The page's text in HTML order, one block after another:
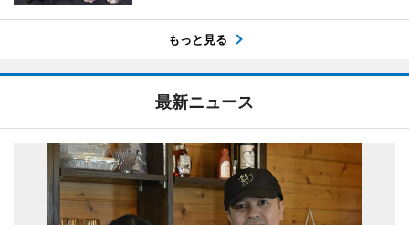
もっと見る
最新ニュース